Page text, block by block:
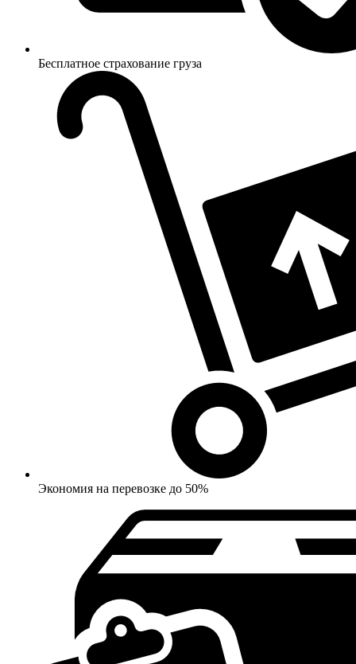
Бесплатное страхование груза
Экономия на перевозке до 50%